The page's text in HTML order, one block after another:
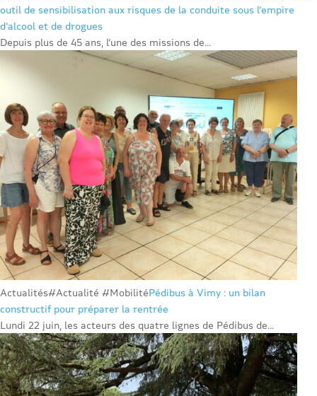
outil de sensibilisation aux risques de la conduite sous l’empire
d’alcool et de drogues
Depuis plus de 45 ans, l’une des missions de...
Actualités#Actualité #MobilitéPédibus à Vimy : un bilan
constructif pour préparer la rentrée
Lundi 22 juin, les acteurs des quatre lignes de Pédibus de...